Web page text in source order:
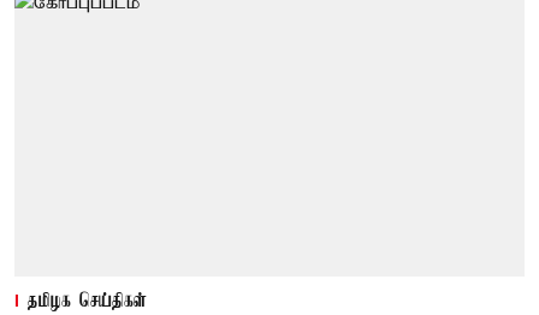
தமிழக செய்திகள்